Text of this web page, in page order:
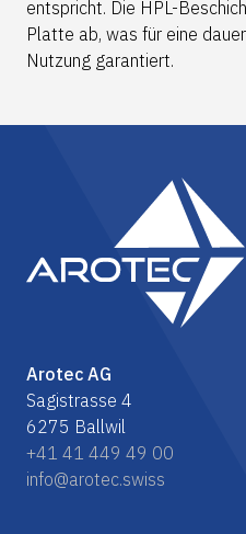
entspricht. Die HPL-
Platte ab, was für eine
Nutzung garantiert.
Arotec AG
Sagistrasse 4
6275 Ballwil
+41 41 449 49 00
info@arotec.swiss